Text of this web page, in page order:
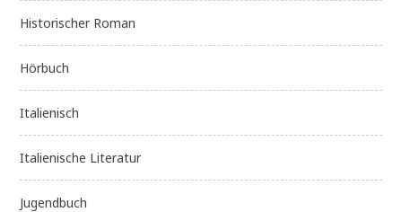
Historischer Roman
Hörbuch
Italienisch
Italienische Literatur
Jugendbuch